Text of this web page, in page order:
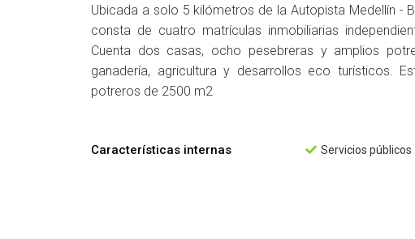
Ubicada a solo 5 kilómetros de la Autopista Medellín -
consta de cuatro matrículas inmobiliarias
Cuenta dos casas, ocho pesebreras y amplios
ganadería, agricultura y desarrollos eco turísticos.
potreros de 2500 m2
Características internas  Servicios públicos